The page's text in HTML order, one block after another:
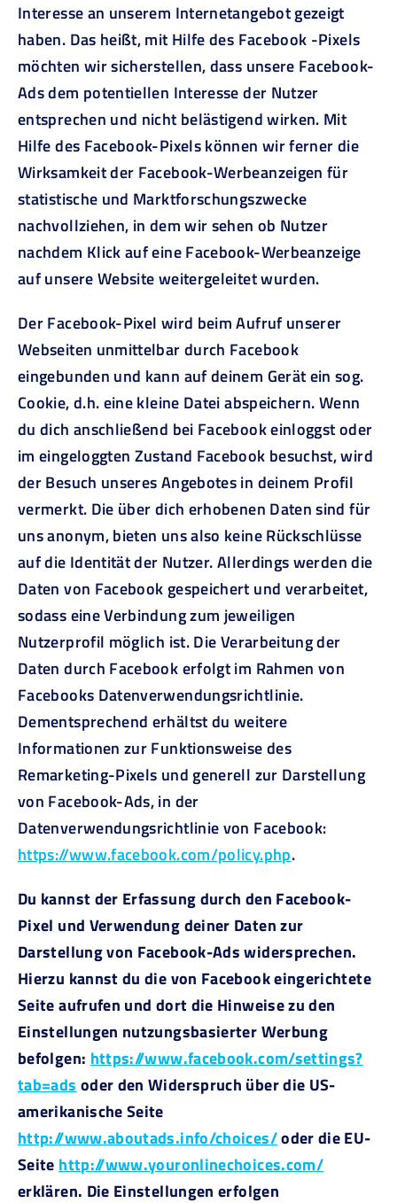
Interesse an unserem Internetangebot gezeigt
haben. Das heißt, mit Hilfe des Facebook -Pixels
möchten wir sicherstellen, dass unsere Facebook-
Ads dem potentiellen Interesse der Nutzer
entsprechen und nicht belästigend wirken. Mit
Hilfe des Facebook-Pixels können wir ferner die
Wirksamkeit der Facebook-Werbeanzeigen für
statistische und Marktforschungszwecke
nachvollziehen, in dem wir sehen ob Nutzer
nachdem Klick auf eine Facebook-Werbeanzeige
auf unsere Website weitergeleitet wurden.
Der Facebook-Pixel wird beim Aufruf unserer
Webseiten unmittelbar durch Facebook
eingebunden und kann auf deinem Gerät ein sog.
Cookie, d.h. eine kleine Datei abspeichern. Wenn
du dich anschließend bei Facebook einloggst oder
im eingeloggten Zustand Facebook besuchst, wird
der Besuch unseres Angebotes in deinem Profil
vermerkt. Die über dich erhobenen Daten sind für
uns anonym, bieten uns also keine Rückschlüsse
auf die Identität der Nutzer. Allerdings werden die
Daten von Facebook gespeichert und verarbeitet,
sodass eine Verbindung zum jeweiligen
Nutzerprofil möglich ist. Die Verarbeitung der
Daten durch Facebook erfolgt im Rahmen von
Facebooks Datenverwendungsrichtlinie.
Dementsprechend erhältst du weitere
Informationen zur Funktionsweise des
Remarketing-Pixels und generell zur Darstellung
von Facebook-Ads, in der
Datenverwendungsrichtlinie von Facebook:
https://www.facebook.com/policy.php.
Du kannst der Erfassung durch den Facebook-
Pixel und Verwendung deiner Daten zur
Darstellung von Facebook-Ads widersprechen.
Hierzu kannst du die von Facebook eingerichtete
Seite aufrufen und dort die Hinweise zu den
Einstellungen nutzungsbasierter Werbung
befolgen: https://www.facebook.com/settings?
tab=ads oder den Widerspruch über die US-
amerikanische Seite
http://www.aboutads.info/choices/oder die EU-
Seite http://www.youronlinechoices.com/
erklären. Die Einstellungen erfolgen